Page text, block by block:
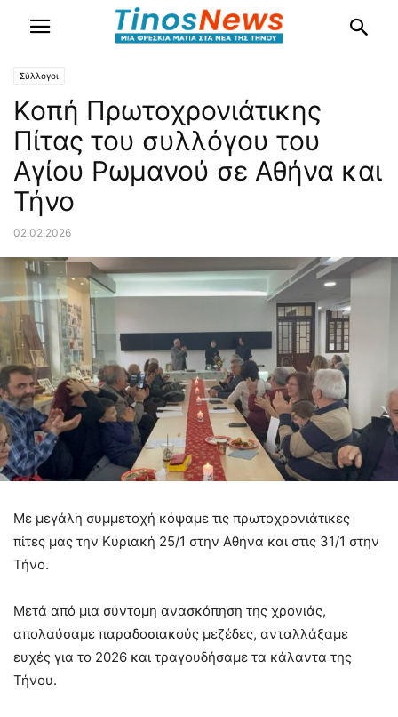
Σύλλογοι
Κοπή Πρωτοχρονιάτικης
Πίτας του συλλόγου του
Αγίου Ρωμανού σε Αθήνα και
Τήνο
02.02.2026
Με μεγάλη συμμετοχή κόψαμε τις πρωτοχρονιάτικες
πίτες μας την Κυριακή 25/1 στην Αθήνα και στις 31/1 στην
Τήνο.
Μετά από μια σύντομη ανασκόπηση της χρονιάς,
απολαύσαμε παραδοσιακούς μεζέδες, ανταλλάξαμε
ευχές για το 2026 και τραγουδήσαμε τα κάλαντα της
Τήνου.